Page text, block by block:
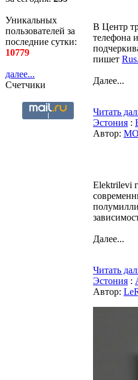
Уникальных
пользователей за
последние сутки:
10779
далее...
Счетчики
В Центр
телефона
пишет
Далее...
Читать
Эстония :
Автор:
Elektrilevi
Далее...
Читать
Эстония :
Автор: